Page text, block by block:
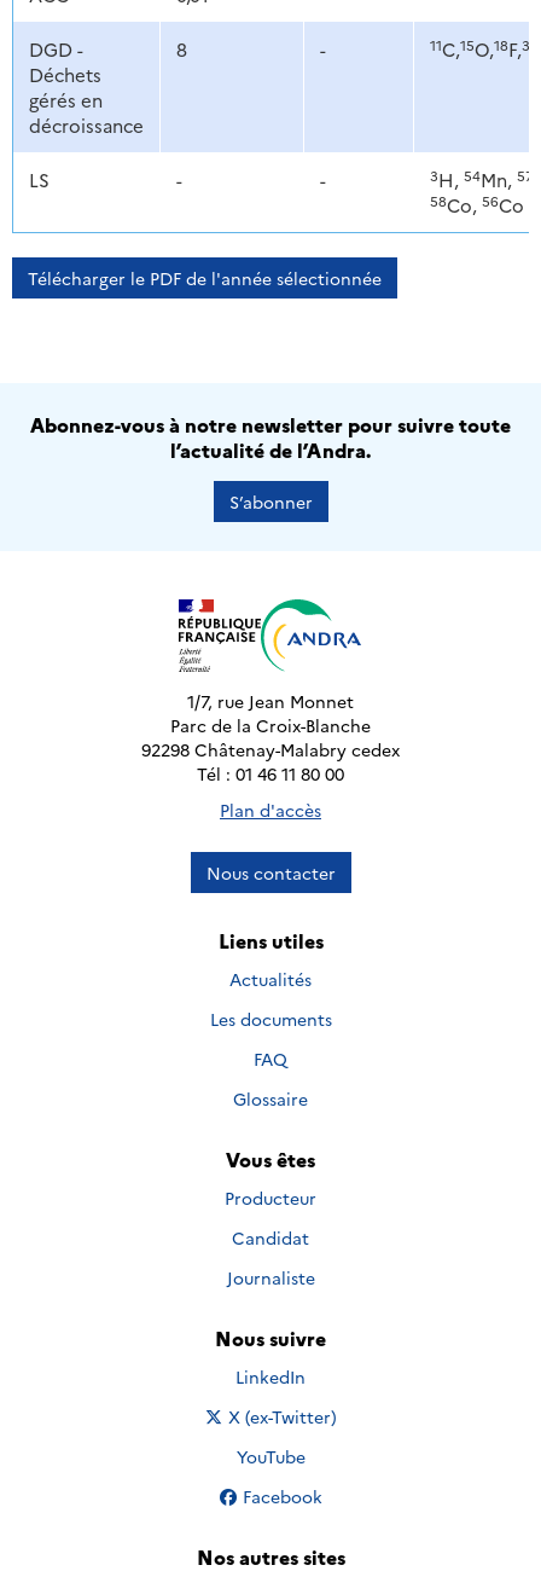
DGD -
Déchets
gérés en
décroissance
8 - 11C,15O,18F,35
LS - - 3H, 54Mn, 57
58Co, 56Co
Télécharger le PDF de l'année sélectionnée
Abonnez-vous à notre newsletter pour suivre toute
l’actualité de l’Andra.
S’abonner
1/7, rue Jean Monnet
Parc de la Croix-Blanche
92298 Châtenay-Malabry cedex
Tél : 01 46 11 80 00
Plan d'accès
Nous contacter
Liens utiles
Actualités
Les documents
FAQ
Glossaire
Vous êtes
Producteur
Candidat
Journaliste
Nous suivre
Nous suivre sur
LinkedIn
Nous suivre sur
X (ex-Twitter)
Nous suivre sur
YouTube
Nous suivre sur
Facebook
Nos autres sites